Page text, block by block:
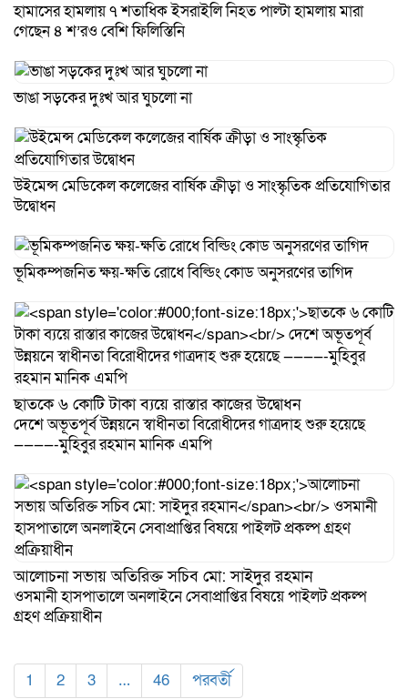
হামাসের হামলায় ৭ শতাধিক ইসরাইলি নিহত পাল্টা হামলায় মারা
গেছেন ৪ শ’রও বেশি ফিলিস্তিনি
ভাঙা সড়কের দুঃখ আর ঘুচলো না
উইমেন্স মেডিকেল কলেজের বার্ষিক ক্রীড়া ও সাংস্কৃতিক প্রতিযোগিতার
উদ্বোধন
ভূমিকম্পজনিত ক্ষয়-ক্ষতি রোধে বিল্ডিং কোড অনুসরণের তাগিদ
ছাতকে ৬ কোটি টাকা ব্যয়ে রাস্তার কাজের উদ্বোধন
দেশে অভূতপূর্ব উন্নয়নে স্বাধীনতা বিরোধীদের গাত্রদাহ শুরু হয়েছে
————-মুহিবুর রহমান মানিক এমপি
আলোচনা সভায় অতিরিক্ত সচিব মো: সাইদুর রহমান
ওসমানী হাসপাতালে অনলাইনে সেবাপ্রাপ্তির বিষয়ে পাইলট প্রকল্প
গ্রহণ প্রক্রিয়াধীন
1 2 3 … 46 পরবর্তী